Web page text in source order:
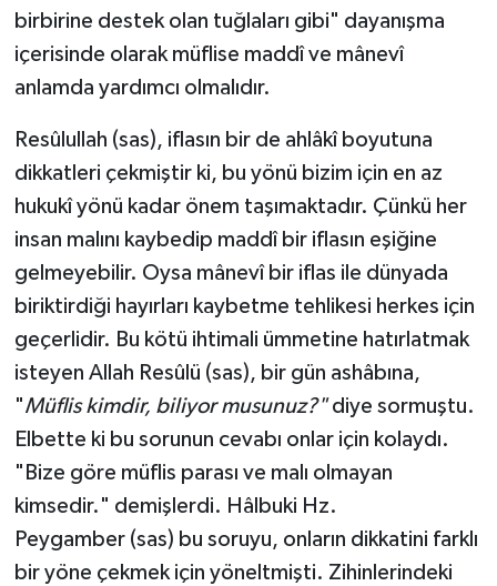
birbirine destek olan tuğlaları gibi" dayanışma
içerisinde olarak müflise maddî ve mânevî
anlamda yardımcı olmalıdır.
Resûlullah (sas), iflasın bir de ahlâkî boyutuna
dikkatleri çekmiştir ki, bu yönü bizim için en az
hukukî yönü kadar önem taşımaktadır. Çünkü her
insan malını kaybedip maddî bir iflasın eşiğine
gelmeyebilir. Oysa mânevî bir iflas ile dünyada
biriktirdiği hayırları kaybetme tehlikesi herkes için
geçerlidir. Bu kötü ihtimali ümmetine hatırlatmak
isteyen Allah Resûlü (sas), bir gün ashâbına,
"Müflis kimdir, biliyor musunuz?"diye sormuştu.
Elbette ki bu sorunun cevabı onlar için kolaydı.
"Bize göre müflis parası ve malı olmayan
kimsedir." demişlerdi. Hâlbuki Hz.
Peygamber (sas) bu soruyu, onların dikkatini farklı
bir yöne çekmek için yöneltmişti. Zihinlerindeki